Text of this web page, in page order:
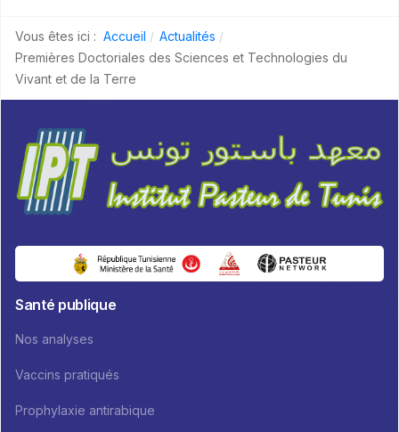
Vous êtes ici : Accueil
Actualités
Premières Doctoriales des Sciences et Technologies du
Vivant et de la Terre
Santé publique
Nos analyses
Vaccins pratiqués
Prophylaxie antirabique